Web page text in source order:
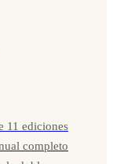
11 ediciones
completo